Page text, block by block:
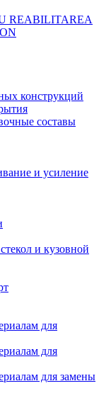
REABILITAREA
конструкций
составы
и усиление
и кузовной
для
для
для замены